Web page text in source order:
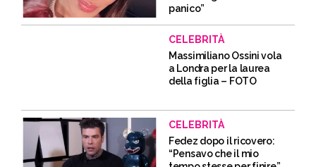
panico”
CELEBRITÀ
Massimiliano Ossini vola
a Londra per la laurea
della figlia – FOTO
CELEBRITÀ
Fedez dopo il ricovero:
“Pensavo che il mio